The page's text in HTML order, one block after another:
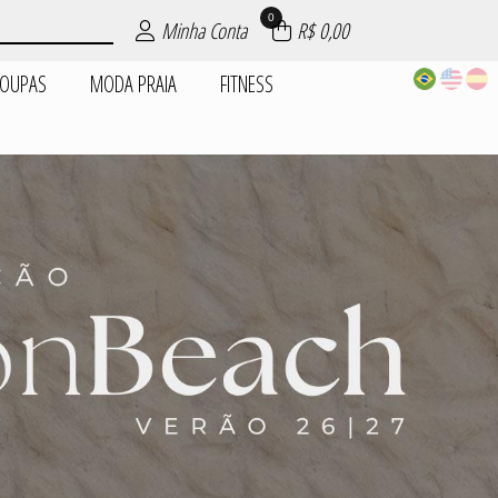
Minha Conta 0 R$ 0,00
MODA PRAIA FITNESS